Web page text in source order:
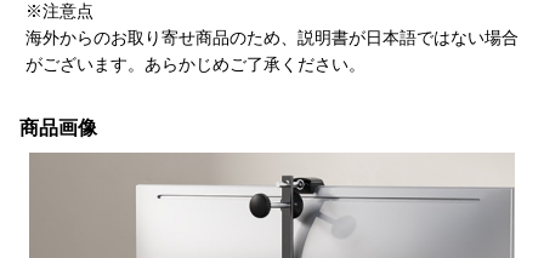
※注意点
海外からのお取り寄せ商品のため、説明書が日本語ではない場合
がございます。あらかじめご了承ください。
商品画像